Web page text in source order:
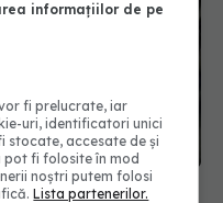
19 dezvoltă
informațiilor de pe
fi prelucrate, iar
uri, identificatori unici
stocate, accesate de și
pot fi folosite în mod
noștri putem folosi
Lista partenerilor.